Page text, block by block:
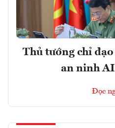
Thủ tướng chỉ
an ninh
Đọc